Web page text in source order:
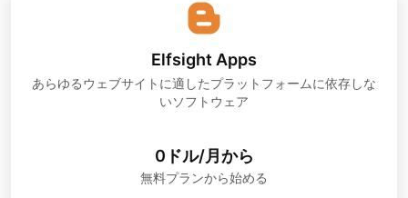
Elfsight Apps
あらゆるウェブサイトに適したプラットフォームに依存しな
いソフトウェア
0ドル/月から
無料プランから始める